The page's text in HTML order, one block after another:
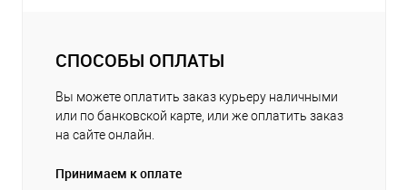
СПОСОБЫ ОПЛАТЫ
Вы можете оплатить заказ курьеру наличными
или по банковской карте, или же оплатить заказ
на сайте онлайн.
Принимаем к оплате